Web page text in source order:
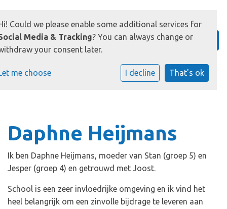
Daphne Heijmans
Ik ben Daphne Heijmans, moeder van Stan (groep 5) en
Jesper (groep 4) en getrouwd met Joost.
School is een zeer invloedrijke omgeving en ik vind het
heel belangrijk om een zinvolle bijdrage te leveren aan
Could we please enable some additional services for
Media & Tracking? You can always change or
your consent later.
me choose I decline That's ok